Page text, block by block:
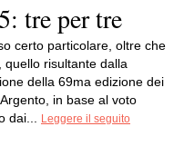
tre per tre
certo particolare, oltre che
quello risultante dalla
della 69ma edizione dei
in base al voto
dai...
Leggere il seguito